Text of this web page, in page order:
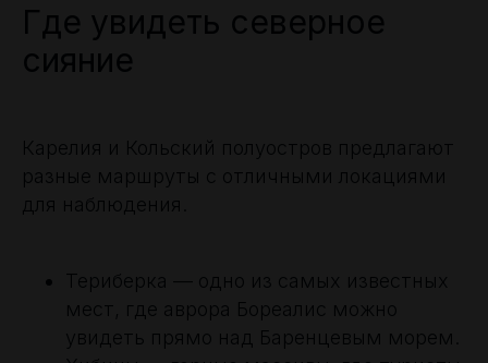
Где увидеть северное
сияние
Карелия и Кольский полуостров предлагают
разные маршруты с отличными локациями
для наблюдения.
Териберка — одно из самых известных
мест, где аврора Бореалис можно
увидеть прямо над Баренцевым морем.